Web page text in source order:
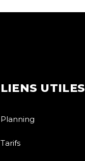
LIENS UTILES
Planning
Tarifs